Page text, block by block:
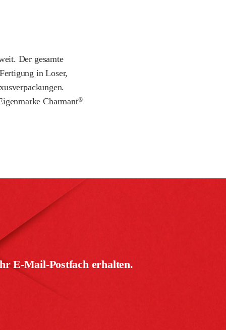
Der gesamte
in Loser,
Charmant®
E-Mail-Postfach erhalten.